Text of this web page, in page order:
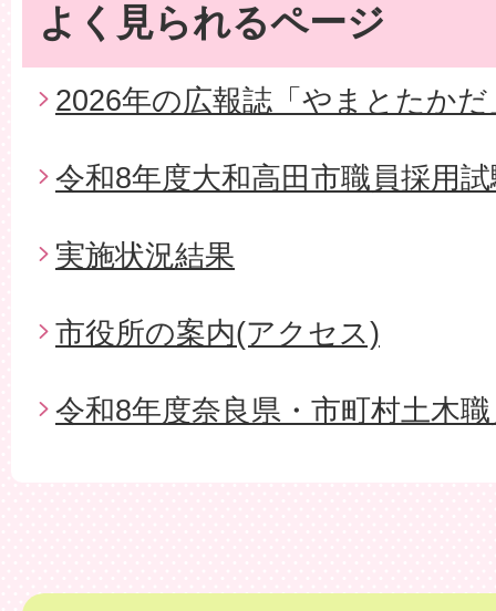
よく見られるページ
2026年の広報誌「やまとたかだ
令和8年度大和高田市職員採用
実施状況結果
市役所の案内(アクセス)
令和8年度奈良県・市町村土木